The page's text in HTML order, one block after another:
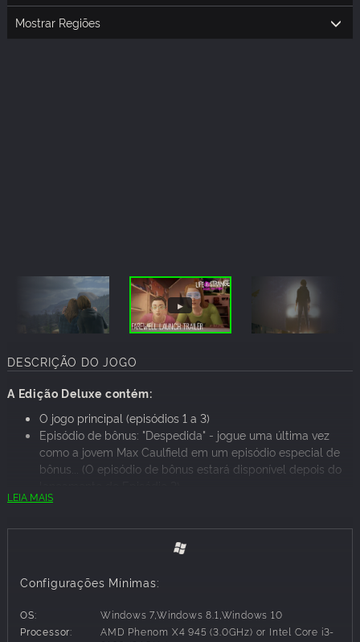
Mostrar Regiões
DESCRIÇÃO DO JOGO
A Edição Deluxe contém:
O jogo principal (episódios 1 a 3)
Episódio de bônus: "Despedida" - jogue uma última vez
como a jovem Max Caulfield em um episódio especial de
bônus... (O episódio de bônus estará disponível depois do
Novo modo exclusivo: Mixtape – Crie sua própria playlist
Pacote de trajes exclusivos - Mude o visual da Chloe com
Homem Cachorro-Quente e Illuminati.
O episódio extra "Despedida" será lançado após o
LEIA MAIS
Configurações Mínimas:
OS:
Windows 7,Windows 8.1,Windows 10
Processor:
AMD Phenom X4 945 (3.0GHz) or Intel Core i3-